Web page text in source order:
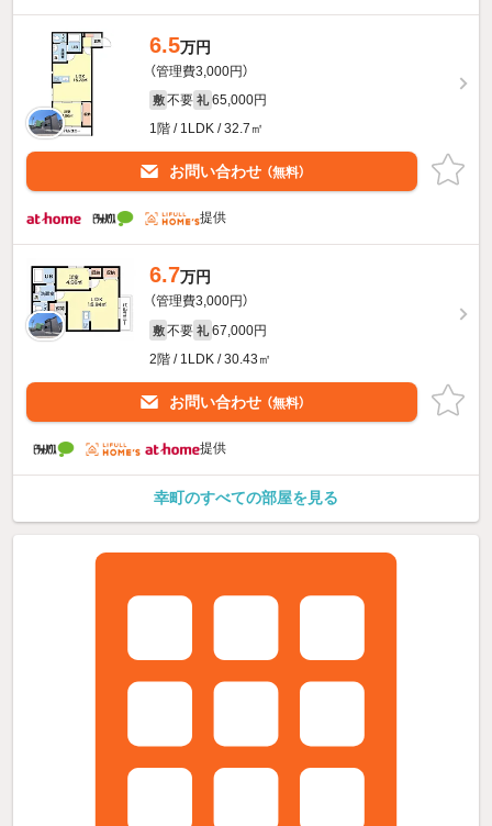
6.5万円
（管理費3,000円）
敷 不要 礼 65,000円
1階 / 1LDK / 32.7㎡
お問い合わせ （無料）
提供
6.7万円
（管理費3,000円）
敷 不要 礼 67,000円
2階 / 1LDK / 30.43㎡
お問い合わせ （無料）
提供
幸町のすべての部屋を見る